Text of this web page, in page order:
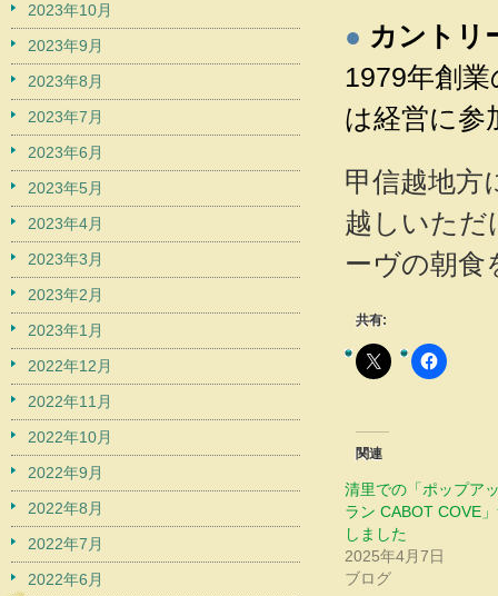
● カントリ
1979年創
は経営に参
甲信越地方
越しいただ
ーヴの朝食
共有:
関連
清里での「ポップア
ラン CABOT COVE
しました
2025年4月7日
ブログ
2023年10月
2023年9月
2023年8月
2023年7月
2023年6月
2023年5月
2023年4月
2023年3月
2023年2月
2023年1月
2022年12月
2022年11月
2022年10月
2022年9月
2022年8月
2022年7月
2022年6月